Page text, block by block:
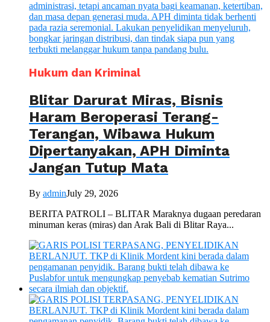
Hukum dan Kriminal
Blitar Darurat Miras, Bisnis
Haram Beroperasi Terang-
Terangan, Wibawa Hukum
Dipertanyakan, APH Diminta
Jangan Tutup Mata
By adminJuly 29, 2026
BERITA PATROLI – BLITAR Maraknya dugaan peredaran
minuman keras (miras) dan Arak Bali di Blitar Raya...